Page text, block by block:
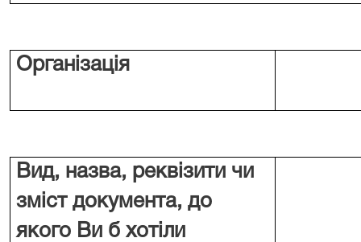
Організація
Вид, назва, реквізити чи
зміст документа, до
якого Ви б хотіли